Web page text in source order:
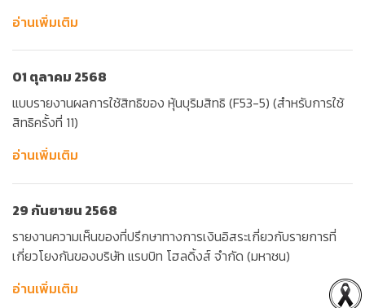
อ่านเพิ่มเติม
01 ตุลาคม 2568
แบบรายงานผลการใช้สิทธิของ หุ้นบุริมสิทธิ (F53-5) (สำหรับการใช้
สิทธิครั้งที่ 11)
อ่านเพิ่มเติม
29 กันยายน 2568
รายงานความเห็นของที่ปรึกษาทางการเงินอิสระเกี่ยวกับรายการที่
เกี่ยวโยงกันของบริษัท แรบบิท โฮลดิ้งส์ จำกัด (มหาชน)
อ่านเพิ่มเติม